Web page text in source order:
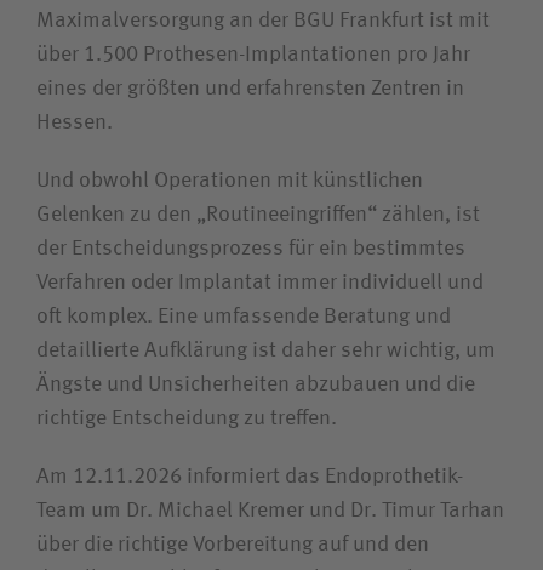
Maximalversorgung an der BGU Frankfurt ist mit
über 1.500 Prothesen-Implantationen pro Jahr
eines der größten und erfahrensten Zentren in
Hessen.
Und obwohl Operationen mit künstlichen
Gelenken zu den „Routineeingriffen“ zählen, ist
der Entscheidungsprozess für ein bestimmtes
Verfahren oder Implantat immer individuell und
oft komplex. Eine umfassende Beratung und
detaillierte Aufklärung ist daher sehr wichtig, um
Ängste und Unsicherheiten abzubauen und die
richtige Entscheidung zu treffen.
Am 12.11.2026 informiert das Endoprothetik-
Team um Dr. Michael Kremer und Dr. Timur Tarhan
über die richtige Vorbereitung auf und den